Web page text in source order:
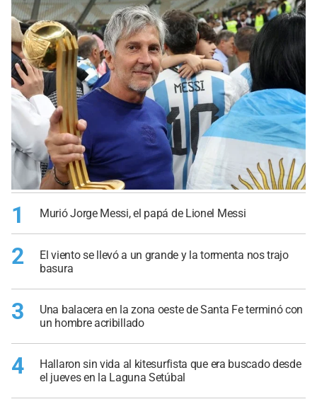
1 Murió Jorge Messi, el papá de Lionel Messi
2
El viento se llevó a un grande y la tormenta nos trajo
basura
3
Una balacera en la zona oeste de Santa Fe terminó con
un hombre acribillado
4
Hallaron sin vida al kitesurfista que era buscado desde
el jueves en la Laguna Setúbal